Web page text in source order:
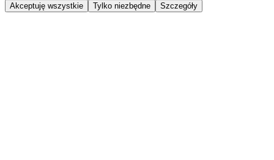
Akceptuję wszystkie Tylko niezbędne Szczegóły